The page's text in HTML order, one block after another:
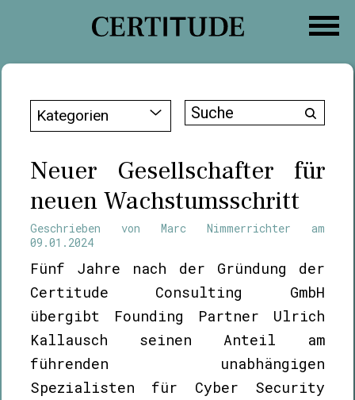
Kategorien
Suche
Neuer Gesellschafter für
neuen Wachstumsschritt
Geschrieben von Marc Nimmerrichter am
09.01.2024
Fünf Jahre nach der Gründung der
Certitude Consulting GmbH
übergibt Founding Partner Ulrich
Kallausch seinen Anteil am
führenden unabhängigen
Spezialisten für Cyber Security